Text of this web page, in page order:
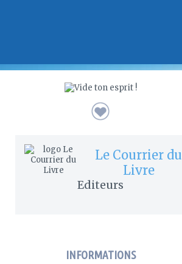
Le Courrier du
Livre
Editeurs
INFORMATIONS